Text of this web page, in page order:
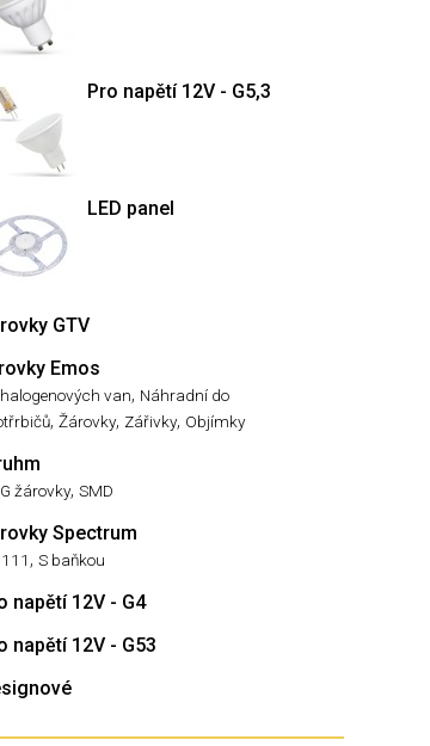
Pro napětí 12V - G5,3
LED panel
GTV
Emos
van, Náhradní do
, Žárovky, Zářivky, Objímky
žárovky, SMD
Spectrum
, S baňkou
napětí 12V - G4
napětí 12V - G53